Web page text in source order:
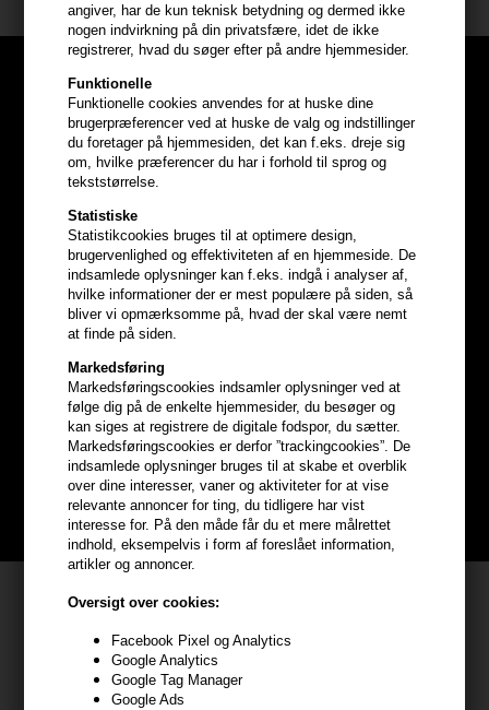
angiver, har de kun teknisk betydning og dermed ikke
nogen indvirkning på din privatsfære, idet de ikke
registrerer, hvad du søger efter på andre hjemmesider.
Funktionelle
Funktionelle cookies anvendes for at huske dine
brugerpræferencer ved at huske de valg og indstillinger
du foretager på hjemmesiden, det kan f.eks. dreje sig
om, hvilke præferencer du har i forhold til sprog og
tekststørrelse.
Statistiske
Statistikcookies bruges til at optimere design,
brugervenlighed og effektiviteten af en hjemmeside. De
indsamlede oplysninger kan f.eks. indgå i analyser af,
hvilke informationer der er mest populære på siden, så
bliver vi opmærksomme på, hvad der skal være nemt
at finde på siden.
Markedsføring
Markedsføringscookies indsamler oplysninger ved at
følge dig på de enkelte hjemmesider, du besøger og
kan siges at registrere de digitale fodspor, du sætter.
Markedsføringscookies er derfor ”trackingcookies”. De
indsamlede oplysninger bruges til at skabe et overblik
over dine interesser, vaner og aktiviteter for at vise
relevante annoncer for ting, du tidligere har vist
interesse for. På den måde får du et mere målrettet
indhold, eksempelvis i form af foreslået information,
artikler og annoncer.
Oversigt over cookies:
Facebook Pixel og Analytics
Google Analytics
Google Tag Manager
Google Ads
Optjen5% bonuskroner
hele din ordre
Bliv helt gratis en del af vores kundeklub og optjen rabatter når du
handler
BLIV GRATIS MEDLEM HER
Kundeservice
Frisenborgvej 6A
7800 Skive